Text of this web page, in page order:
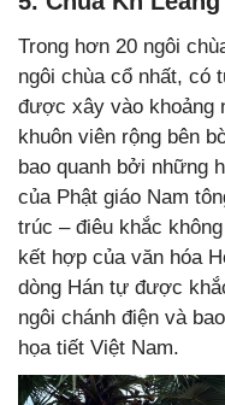
Trong hơn 20 ngôi
ngôi chùa cổ nhất, có
được xây vào khoảng
khuôn viên rộng bên
bao quanh bởi những
của Phật giáo Nam
trúc – điêu khắc
kết hợp của văn hóa
dòng Hán tự được
ngôi chánh điện và
họa tiết Việt Nam.